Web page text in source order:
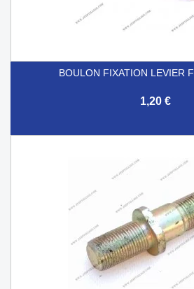
BOULON FIXATION LEVIER
1,20 €